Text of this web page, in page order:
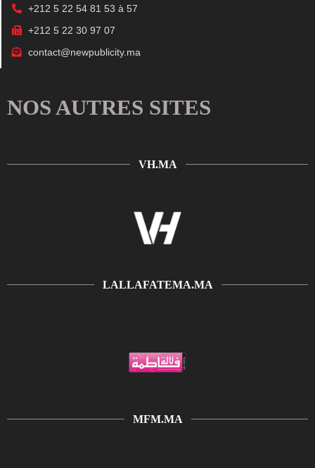
+212 5 22 54 81 53 à 57
+212 5 22 30 97 07
contact@newpublicity.ma
NOS AUTRES SITES
VH.MA
LALLAFATEMA.MA
MFM.MA